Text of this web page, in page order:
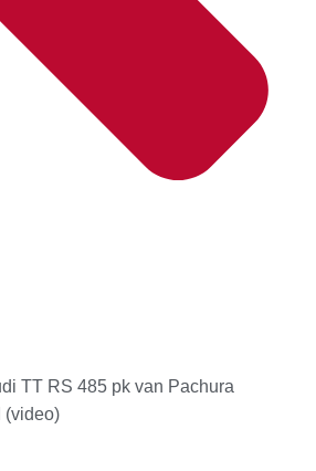
TT RS 485 pk van Pachura
(video)